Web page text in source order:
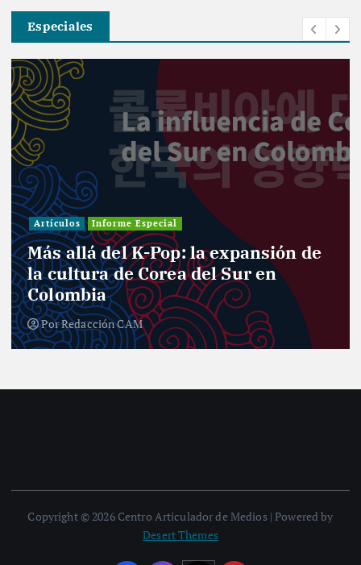
Especiales
Artículos Informe Especial
Más allá del K-Pop: la expansión de
la cultura de Corea del Sur en
Colombia
PorRedacción CAM
Copyright © 2026 Centro Articulador de Medios | Powered by
Desert Themes